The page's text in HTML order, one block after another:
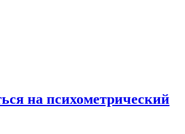
на психометрический